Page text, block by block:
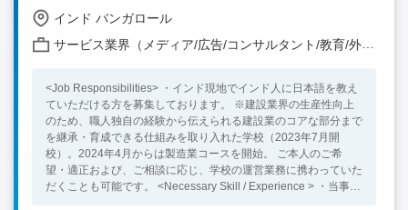
インド バンガロール
サービス業界（メディア/広告/コンサルタント/教育/外食/飲食/美容/娯楽/士業 他）
<Job Responsibilities> ・インド現地でインド人に日本語を教え
ていただける方を募集しております。 ※建設業界の生産性向上
のため、職人独自の経験から伝えられる建設業のコアな部分まで
を継承・育成できる仕組みを取り入れた学校（2023年7月開
校）。2024年4月からは製造業コースを開始。 ご本人のご希
望・適正および、ご相談に応じ、学校の運営業務に携わっていた
だくことも可能です。 <Necessary Skill / Experience > ・当事者